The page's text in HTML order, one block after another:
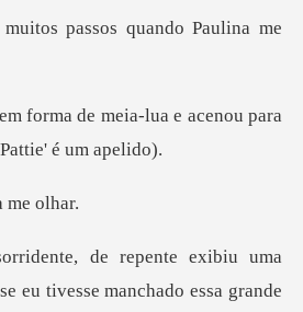
muitos passos quand
eia-lua e acenou para
exibiu uma
eu t